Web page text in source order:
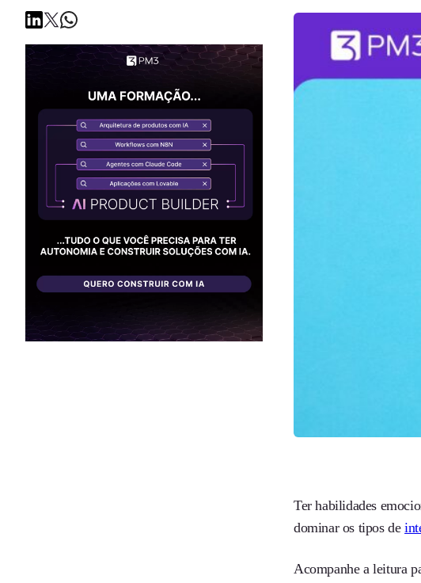
Ter habilidades
dominar os tipos de
Acompanhe a leitura